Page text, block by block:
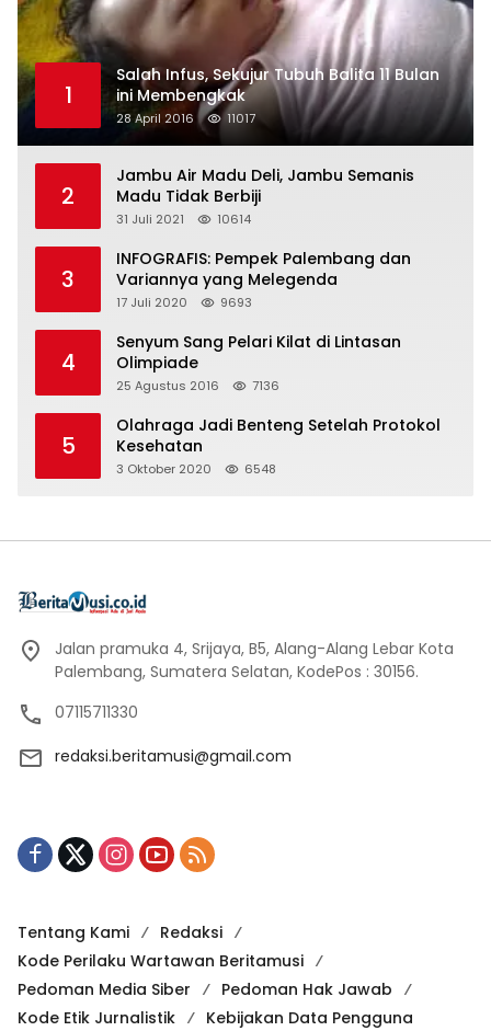
1
Salah Infus, Sekujur Tubuh Balita 11 Bulan
ini Membengkak
28 April 2016 11017
2
Jambu Air Madu Deli, Jambu Semanis
Madu Tidak Berbiji
31 Juli 2021 10614
3
INFOGRAFIS: Pempek Palembang dan
Variannya yang Melegenda
17 Juli 2020 9693
4
Senyum Sang Pelari Kilat di Lintasan
Olimpiade
25 Agustus 2016 7136
5
Olahraga Jadi Benteng Setelah Protokol
Kesehatan
3 Oktober 2020 6548
Jalan pramuka 4, Srijaya, B5, Alang-Alang Lebar Kota
Palembang, Sumatera Selatan, KodePos : 30156.
07115711330
redaksi.beritamusi@gmail.com
Tentang Kami
Redaksi
Kode Perilaku Wartawan Beritamusi
Pedoman Media Siber
Pedoman Hak Jawab
Kode Etik Jurnalistik
Kebijakan Data Pengguna